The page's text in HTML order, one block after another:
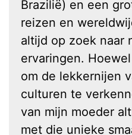
Brazilië) en een
reizen en
altijd op zoek naar
ervaringen.
om de lekkernijen
culturen te
van mijn moeder
met die unieke